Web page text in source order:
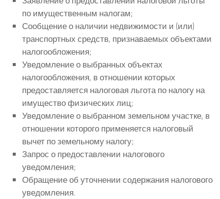
по имущественным налогам;
Сообщение о наличии недвижимости и (или)
транспортных средств, признаваемых объектами
налогообложения;
Уведомление о выбранных объектах
налогообложения, в отношении которых
предоставляется налоговая льгота по налогу на
имущество физических лиц;
Уведомление о выбранном земельном участке, в
отношении которого применяется налоговый
вычет по земельному налогу;
Запрос о предоставлении налогового
уведомления;
Обращение об уточнении содержания налогового
уведомления.